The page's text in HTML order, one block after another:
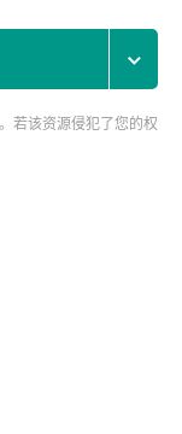
若该资源侵犯了您的权